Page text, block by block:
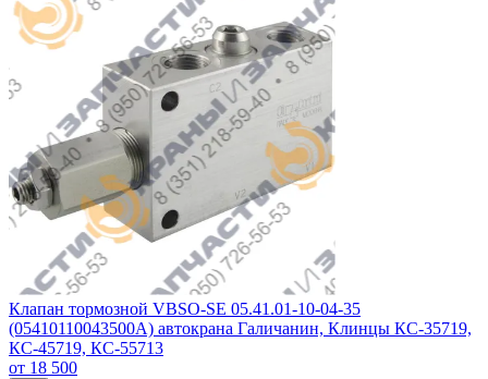
Клапан тормозной VBSO-SE 05.41.01-10-04-35
(05410110043500А) автокрана Галичанин, Клинцы КС-35719,
КС-45719, КС-55713
от 18 500